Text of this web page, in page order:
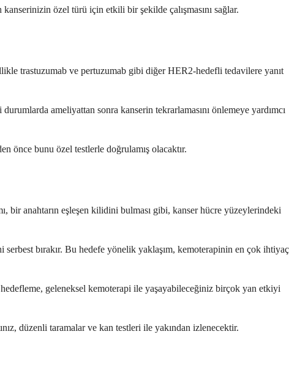
özel türü için etkili bir şekilde çalışmasını sağlar.
trastuzumab ve pertuzumab gibi diğer HER2-hedefli tedavilere yanıt
ameliyattan sonra kanserin tekrarlamasını önlemeye yardımcı
önce bunu özel testlerle doğrulamış olacaktır.
bir anahtarın eşleşen kilidini bulması gibi, kanser hücre yüzeylerindeki
bırakır. Bu hedefe yönelik yaklaşım, kemoterapinin en çok ihtiyaç
geleneksel kemoterapi ile yaşayabileceğiniz birçok yan etkiyi
düzenli taramalar ve kan testleri ile yakından izlenecektir.